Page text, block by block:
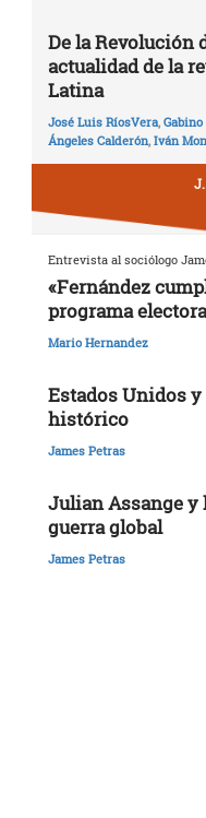
De la Revolución
actualidad de la
Latina
José Luis RíosVera,
Ángeles Calderón, Iván
Entrevista al sociólogo
«Fernández
programa
Mario Hernandez
Estados Unidos
histórico
James Petras
Julian Assange y
guerra global
James Petras